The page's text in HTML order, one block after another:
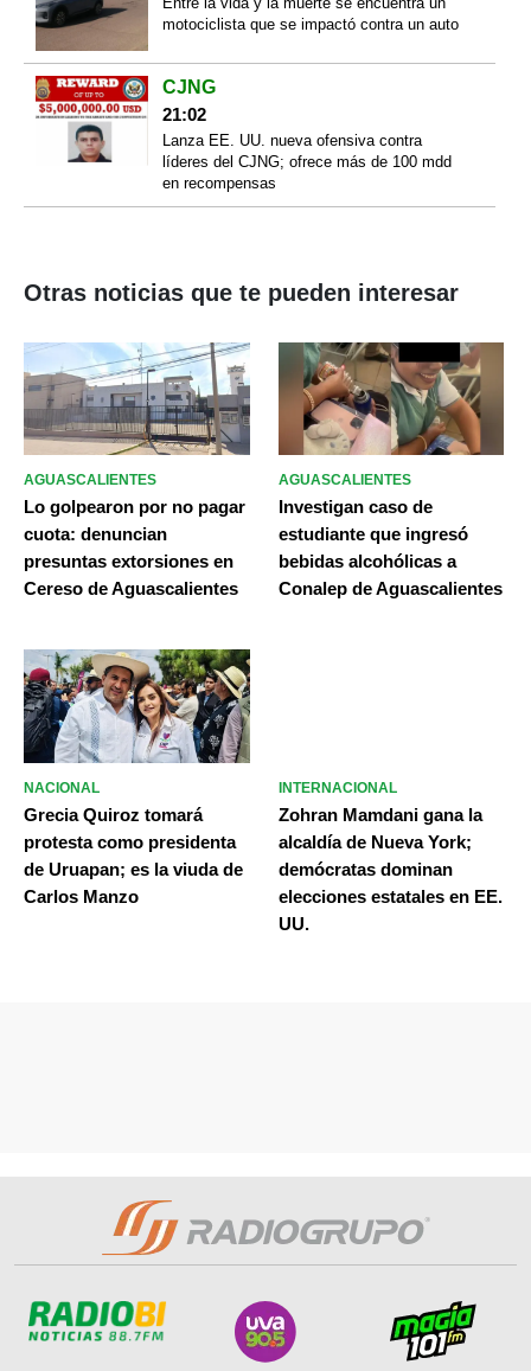
motociclista que se impactó contra un auto
CJNG
21:02
Lanza EE. UU. nueva ofensiva contra
líderes del CJNG; ofrece más de 100 mdd
en recompensas
Otras noticias que te pueden interesar
AGUASCALIENTES
Lo golpearon por no pagar
cuota: denuncian
presuntas extorsiones en
Cereso de Aguascalientes
AGUASCALIENTES
Investigan caso de
estudiante que ingresó
bebidas alcohólicas a
Conalep de Aguascalientes
NACIONAL
Grecia Quiroz tomará
protesta como presidenta
de Uruapan; es la viuda de
Carlos Manzo
INTERNACIONAL
Zohran Mamdani gana la
alcaldía de Nueva York;
demócratas dominan
elecciones estatales en EE.
UU.